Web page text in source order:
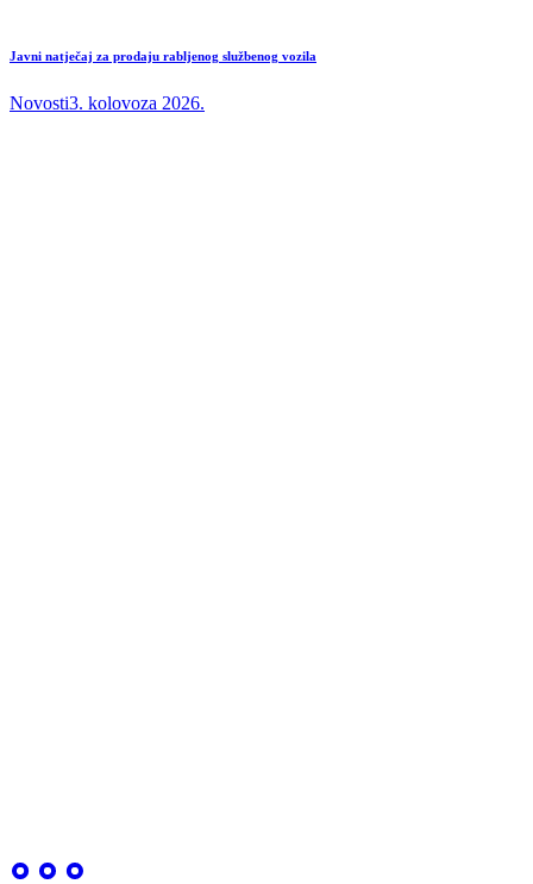
Javni natječaj za prodaju rabljenog službenog vozila
Novosti3. kolovoza 2026.